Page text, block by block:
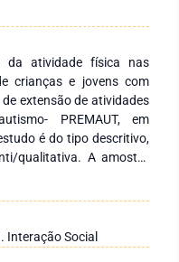
da atividade física nas
crianças e jovens com
extensão de atividades
PREMAUT, em
é do tipo descritivo,
qualitativa. A amostra
com TEA, de ambos os
realizada mediante um
responsáveis dos
Resultados: Os
Interação Social